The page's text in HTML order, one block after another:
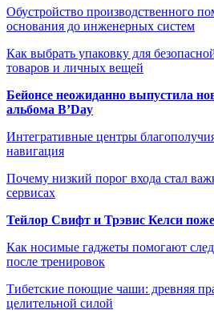
Обустройство производственного
основания до инженерных систем
Как выбрать упаковку для
товаров и личных вещей
Бейонсе неожиданно выпустила
альбома B’Day
Интегративные центры
навигация
Почему низкий порог входа стал
сервисах
Тейлор Свифт и Трэвис Келси
Как носимые гаджеты помогают
после тренировок
Тибетские поющие чаши: древняя
целительной силой